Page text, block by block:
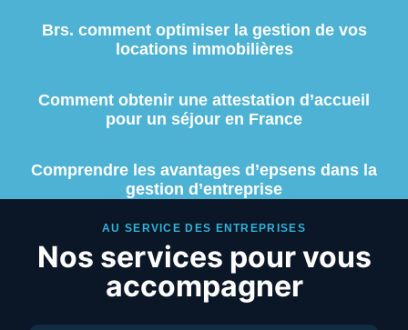
Brs. comment optimiser la gestion de vos
locations immobilières
Comment obtenir une attestation d’accueil
pour un séjour en France
Comprendre les avantages d’epsens dans la
gestion d’entreprise
AU SERVICE DES ENTREPRISES
Nos services pour vous
accompagner